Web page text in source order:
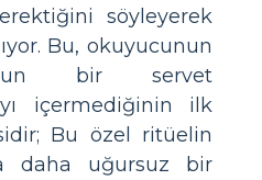
söyleyerek
Bu, okuyucunun
bir servet
içermediğinin ilk
Bu özel ritüelin
daha uğursuz bir